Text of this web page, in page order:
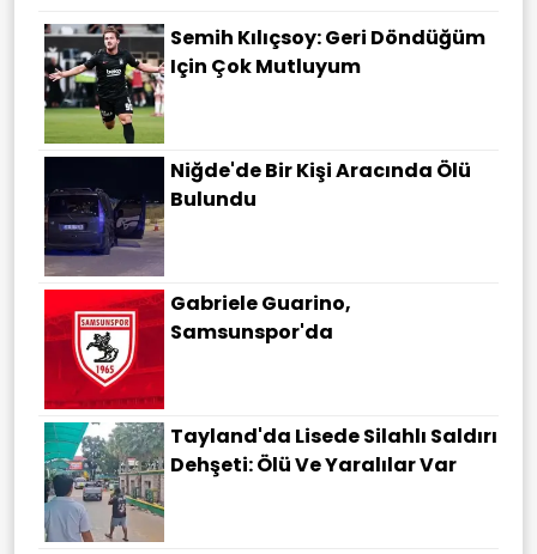
Semih Kılıçsoy: Geri Döndüğüm
Için Çok Mutluyum
Niğde'de Bir Kişi Aracında Ölü
Bulundu
Gabriele Guarino,
Samsunspor'da
Tayland'da Lisede Silahlı Saldırı
Dehşeti: Ölü Ve Yaralılar Var